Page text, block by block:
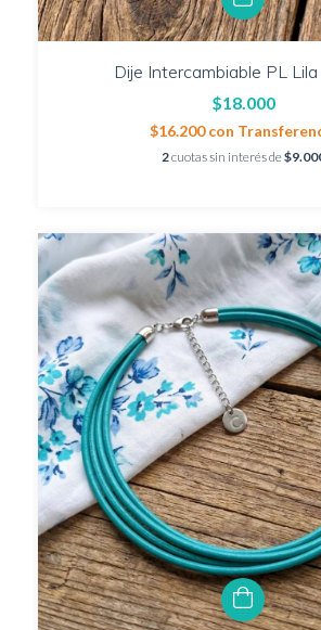
Dije Intercambiable PL
$18.000
$16.200con
2cuotas sin interés de